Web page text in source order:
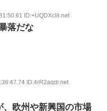
ID:+UQDXcl8.net
落だな
ID:4rR2aqdr.net
欧州や新興国の市場